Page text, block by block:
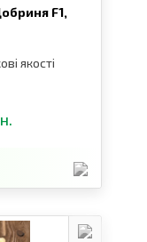
F1,
якості